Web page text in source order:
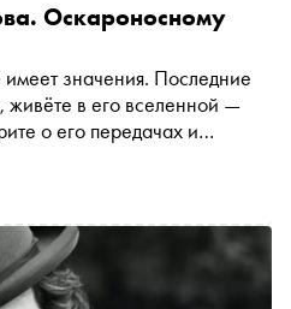
Оскароносному
значения. Последние
живёте в его вселенной —
о его передачах и
Никита Михалков подошёл
Дмитрий Самойлов
вселенная юбиляра — от
до удивительных и почти